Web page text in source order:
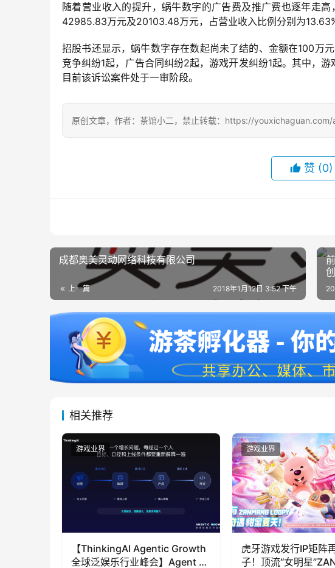
随着营业收入的提升，蜗牛数字的广告费及推广费也逐年走
42985.83万元及20103.48万元，占营业收入比例分别为
招股书还显示，蜗牛数字存在数起尚未了结的、金额在100万
竞争纠纷1起，广告合同纠纷2起，游戏开发纠纷1起。其中，
目前该诉讼案件处于一审阶段。
原创文章，作者：茶馆小二，禁止转载：https://
赞 (0)
成都奥美灵动网络科技有限公司
上一篇 2018年1月12日 3:52 下午
相关推荐
游戏业界
【ThinkingAI Agentic Growth
全球泛娱乐行业峰会】Agent 时
游戏业界
虎牙游戏发行IP矩阵
子！顶流“女明星